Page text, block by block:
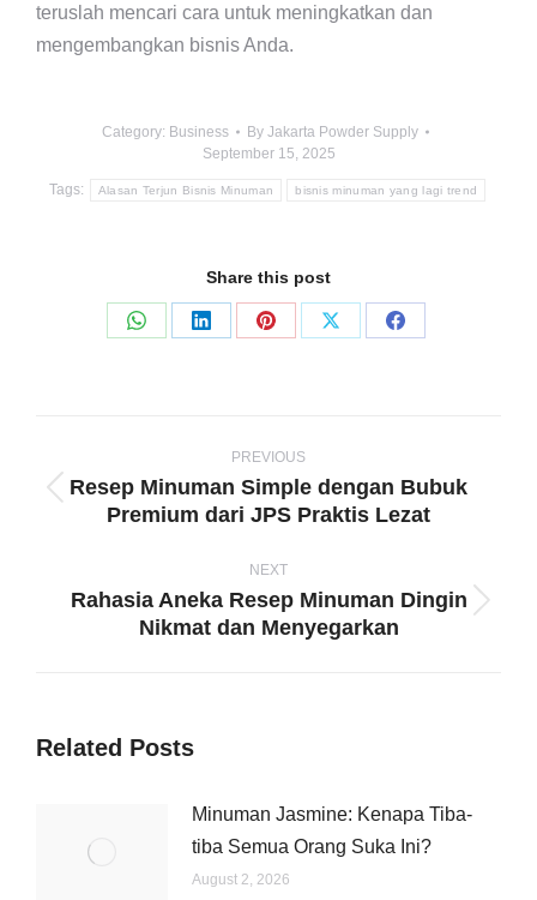
teruslah mencari cara untuk meningkatkan dan
mengembangkan bisnis Anda.
Category: Business By Jakarta Powder Supply
September 15, 2025
Tags: Alasan Terjun Bisnis Minuman bisnis minuman yang lagi trend
Share this post
Share
Share
Share
Share
Share
navigation
PREVIOUS
Previous
Resep Minuman Simple dengan Bubuk
Premium dari JPS Praktis Lezat
NEXT
Next
Rahasia Aneka Resep Minuman Dingin
Nikmat dan Menyegarkan
Related Posts
Minuman Jasmine: Kenapa Tiba-
tiba Semua Orang Suka Ini?
August 2, 2026